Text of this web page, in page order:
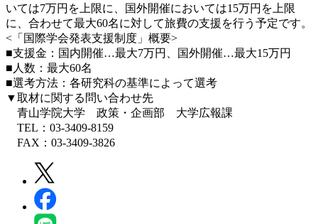
いては7万円を上限に、国外開催においては15万円を上限
に、合わせて最大60名に対して旅費の支援を行う予定です。
<「国際学会発表支援制度」概要>
■支援金：国内開催…最大7万円、国外開催…最大15万円
■人数：最大60名
■選考方法：各研究科の基準によって選考
▼取材に関する問い合わせ先
青山学院大学 政策・企画部 大学広報課
TEL：03-3409-8159
FAX：03-3409-3826